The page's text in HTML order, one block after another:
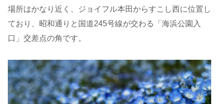
場所はかなり近く、ジョイフル本田からすこし西に位置し
ており、昭和通りと国道245号線が交わる「海浜公園入
口」交差点の角です。